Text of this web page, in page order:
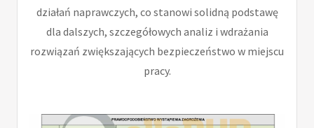
działań naprawczych, co stanowi solidną podstawę
dla dalszych, szczegółowych analiz i wdrażania
rozwiązań zwiększających bezpieczeństwo w miejscu
pracy.